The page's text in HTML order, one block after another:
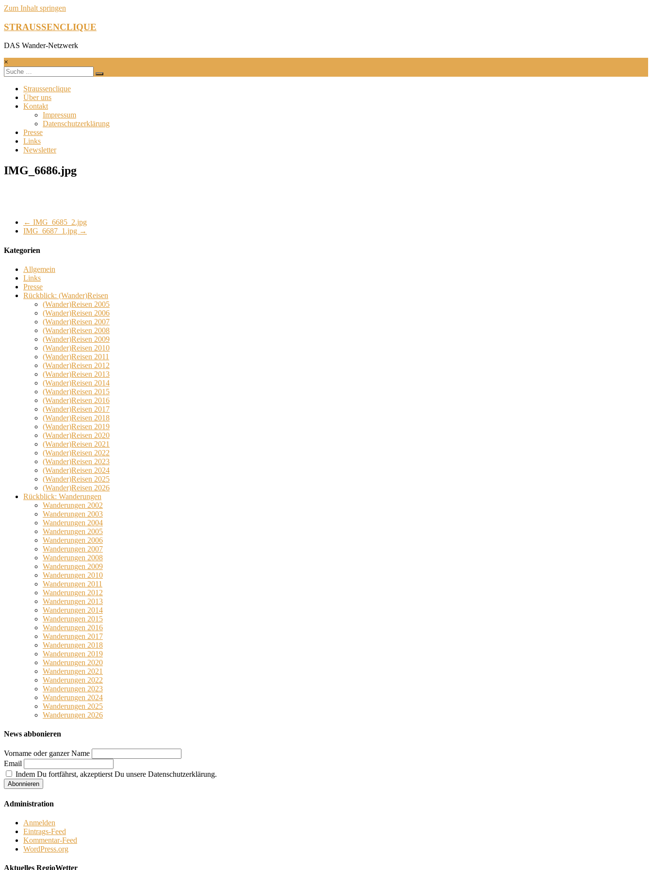
Zum Inhalt springen
STRAUSSENCLIQUE
DAS Wander-Netzwerk
×
Straussenclique
Über uns
Kontakt
Impressum
Datenschutzerklärung
Presse
Links
Newsletter
IMG_6686.jpg
← IMG_6685_2.jpg
IMG_6687_1.jpg →
Kategorien
Allgemein
Links
Presse
Rückblick: (Wander)Reisen
(Wander)Reisen 2005
(Wander)Reisen 2006
(Wander)Reisen 2007
(Wander)Reisen 2008
(Wander)Reisen 2009
(Wander)Reisen 2010
(Wander)Reisen 2011
(Wander)Reisen 2012
(Wander)Reisen 2013
(Wander)Reisen 2014
(Wander)Reisen 2015
(Wander)Reisen 2016
(Wander)Reisen 2017
(Wander)Reisen 2018
(Wander)Reisen 2019
(Wander)Reisen 2020
(Wander)Reisen 2021
(Wander)Reisen 2022
(Wander)Reisen 2023
(Wander)Reisen 2024
(Wander)Reisen 2025
(Wander)Reisen 2026
Rückblick: Wanderungen
Wanderungen 2002
Wanderungen 2003
Wanderungen 2004
Wanderungen 2005
Wanderungen 2006
Wanderungen 2007
Wanderungen 2008
Wanderungen 2009
Wanderungen 2010
Wanderungen 2011
Wanderungen 2012
Wanderungen 2013
Wanderungen 2014
Wanderungen 2015
Wanderungen 2016
Wanderungen 2017
Wanderungen 2018
Wanderungen 2019
Wanderungen 2020
Wanderungen 2021
Wanderungen 2022
Wanderungen 2023
Wanderungen 2024
Wanderungen 2025
Wanderungen 2026
News abbonieren
Vorname oder ganzer Name
Email
Indem Du fortfährst, akzeptierst Du unsere Datenschutzerklärung.
Administration
Anmelden
Eintrags-Feed
Kommentar-Feed
WordPress.org
Aktuelles RegioWetter